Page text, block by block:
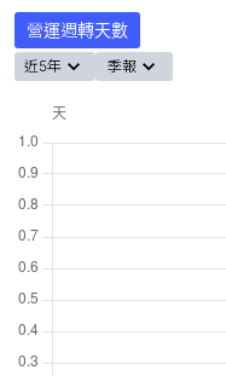
營運週轉天數
近5年 季報